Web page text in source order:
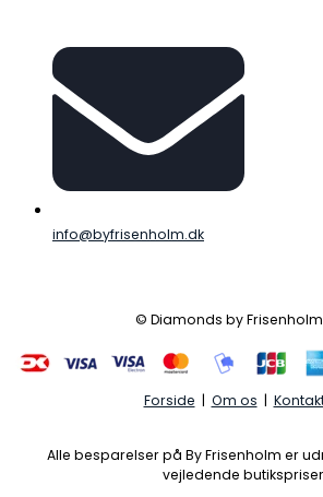
info@byfrisenholm.dk
© Diamonds by Frisenholm
Forside Om os
Alle besparelser på By Frisenholm er
vejledende